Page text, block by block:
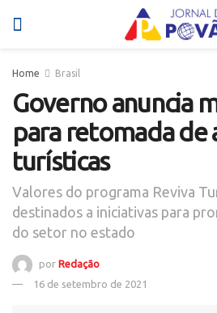
Home Brasil
Governo anuncia
para retomada de
turísticas
Valores do programa Reviva
destinados a iniciativas para
do setor no estado
por Redação
16 de setembro de 2021